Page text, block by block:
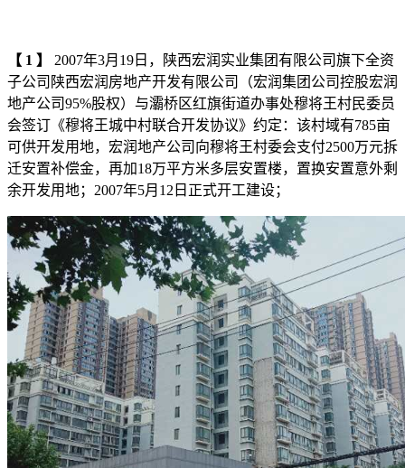
【 1 】
2007年3月19日，陕西宏润实业集团有限公司旗下全资
子公司陕西宏润房地产开发有限公司（宏润集团公司控股宏润
地产公司95%股权）与灞桥区红旗街道办事处穆将王村民委员
会签订《穆将王城中村联合开发协议》约定：该村域有785亩
可供开发用地，宏润地产公司向穆将王村委会支付2500万元拆
迁安置补偿金，再加18万平方米多层安置楼，置换安置意外剩
余开发用地；2007年5月12日正式开工建设；